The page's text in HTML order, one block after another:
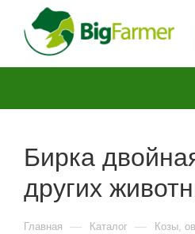
Бирка
других
Главная — Каталог — Козы,